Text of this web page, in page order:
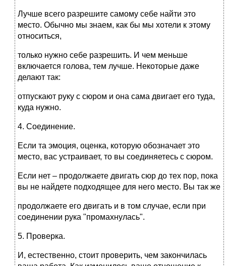
Лучше всего разрешите самому себе найти это
место. Обычно мы знаем, как бы мы хотели к этому
относиться,
только нужно себе разрешить. И чем меньше
включается голова, тем лучше. Некоторые даже
делают так:
отпускают руку с сюром и она сама двигает его туда,
куда нужно.
4. Соединение.
Если та эмоция, оценка, которую обозначает это
место, вас устраивает, то вы соединяетесь с сюром.
Если нет – продолжаете двигать сюр до тех пор, пока
вы не найдете подходящее для него место. Вы так же
продолжаете его двигать и в том случае, если при
соединении рука "промахнулась".
5. Проверка.
И, естественно, стоит проверить, чем закончилась